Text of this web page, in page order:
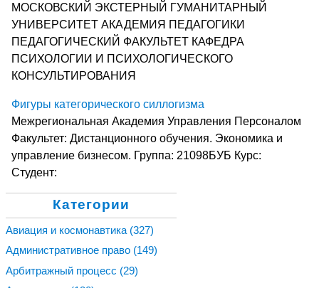
МОСКОВСКИЙ ЭКСТЕРНЫЙ ГУМАНИТАРНЫЙ
УНИВЕРСИТЕТ АКАДЕМИЯ ПЕДАГОГИКИ
ПЕДАГОГИЧЕСКИЙ ФАКУЛЬТЕТ КАФЕДРА
ПСИХОЛОГИИ И ПСИХОЛОГИЧЕСКОГО
КОНСУЛЬТИРОВАНИЯ
Фигуры категорического силлогизма
Межрегиональная Академия Управления Персоналом
Факультет: Дистанционного обучения. Экономика и
управление бизнесом. Группа: 21098БУБ Курс:
Студент:
Категории
Авиация и космонавтика (327)
Административное право (149)
Арбитражный процесс (29)